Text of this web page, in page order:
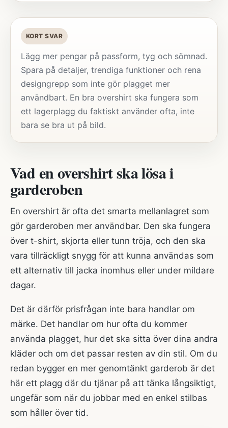
KORT SVAR
Lägg mer pengar på passform, tyg och sömnad.
Spara på detaljer, trendiga funktioner och rena
designgrepp som inte gör plagget mer
användbart. En bra overshirt ska fungera som
ett lagerplagg du faktiskt använder ofta, inte
bara se bra ut på bild.
Vad en overshirt ska lösa i
garderoben
En overshirt är ofta det smarta mellanlagret som
gör garderoben mer användbar. Den ska fungera
över t-shirt, skjorta eller tunn tröja, och den ska
vara tillräckligt snygg för att kunna användas som
ett alternativ till jacka inomhus eller under mildare
dagar.
Det är därför prisfrågan inte bara handlar om
märke. Det handlar om hur ofta du kommer
använda plagget, hur det ska sitta över dina andra
kläder och om det passar resten av din stil. Om du
redan bygger en mer genomtänkt garderob är det
här ett plagg där du tjänar på att tänka långsiktigt,
ungefär som när du jobbar med en enkel stilbas
som håller över tid.